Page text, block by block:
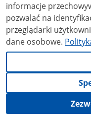
Strony dostępne w domenie
mailowych. Użytkownik
mail zgadza się na
dobrowolnie podanych
odpowiedzi na przesłane
każdą z jednostek znajdują
Treści
na
- na tych
audio i
informacje
pozwalać na
przeglądarki
dane osobowe.